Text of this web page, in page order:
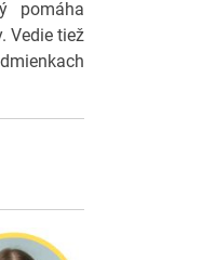
pomáha
Vedie tiež